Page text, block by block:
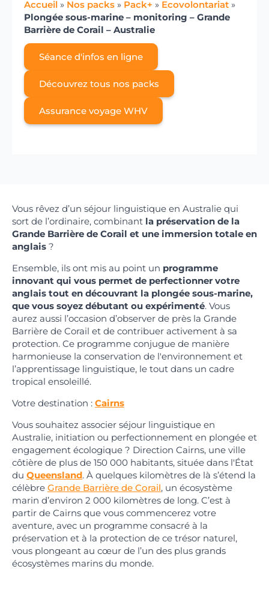
Accueil » Nos packs » Pack+ » Ecovolontariat »
Plongée sous-marine – monitoring – Grande
Barrière de Corail – Australie
Séance d'infos en ligne
Découvrez tous nos packs
Assurance voyage WHV
Vous rêvez d’un séjour linguistique en Australie qui
sort de l’ordinaire, combinant la préservation de la
Grande Barrière de Corail et une immersion totale en
anglais ?
Ensemble, ils ont mis au point un programme
innovant qui vous permet de perfectionner votre
anglais tout en découvrant la plongée sous-marine,
que vous soyez débutant ou expérimenté. Vous
aurez aussi l’occasion d’observer de près la Grande
Barrière de Corail et de contribuer activement à sa
protection. Ce programme conjugue de manière
harmonieuse la conservation de l'environnement et
l’apprentissage linguistique, le tout dans un cadre
tropical ensoleillé.
Votre destination : Cairns
Vous souhaitez associer séjour linguistique en
Australie, initiation ou perfectionnement en plongée et
engagement écologique ? Direction Cairns, une ville
côtière de plus de 150 000 habitants, située dans l'État
du Queensland. À quelques kilomètres de là s’étend la
célèbre Grande Barrière de Corail, un écosystème
marin d’environ 2 000 kilomètres de long. C’est à
partir de Cairns que vous commencerez votre
aventure, avec un programme consacré à la
préservation et à la protection de ce trésor naturel,
vous plongeant au cœur de l’un des plus grands
écosystèmes marins du monde.